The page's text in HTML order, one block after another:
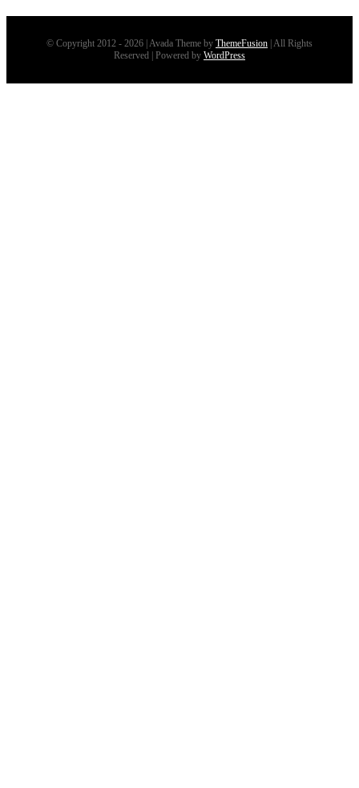
© Copyright 2012 - 2026 | Avada Theme by ThemeFusion | All Rights
Reserved | Powered by WordPress